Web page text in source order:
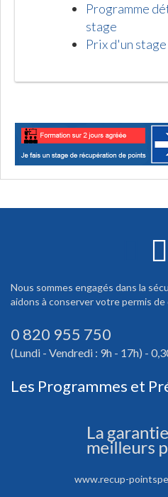
Programme
stage
Prix d'un stage
Nous sommes engagés dans la
aidons à conserver votre permis
0 820 955 750
(Lundi - Vendredi : 9h - 17h) -
Les Programmes et
www.recup-